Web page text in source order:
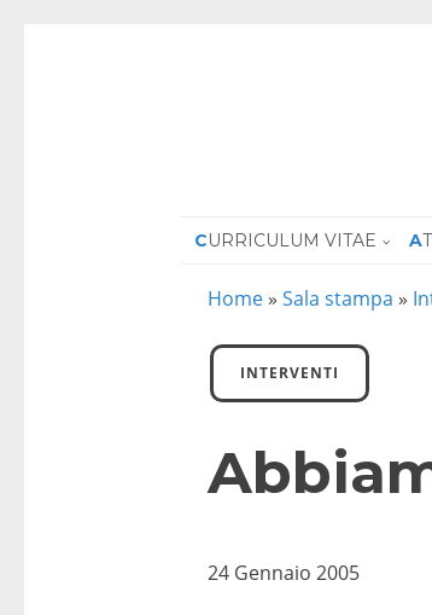
CURRICULUM VITAE
Home » Sala stampa »
INTERVENTI
24 Gennaio 2005